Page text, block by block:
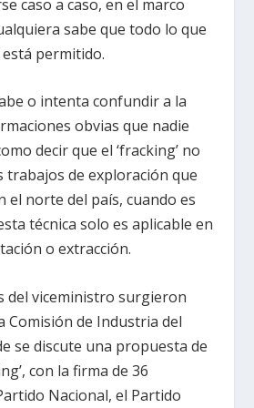
caso a caso, en el marco
sabe que todo lo que
permitido.
o intenta confundir a la
obvias que nadie
decir que el ‘fracking’ no
trabajos de exploración que
el norte del país, cuando es
técnica solo es aplicable en
o extracción.
del viceministro surgieron
Comisión de Industria del
se discute una propuesta de
con la firma de 36
Nacional, el Partido